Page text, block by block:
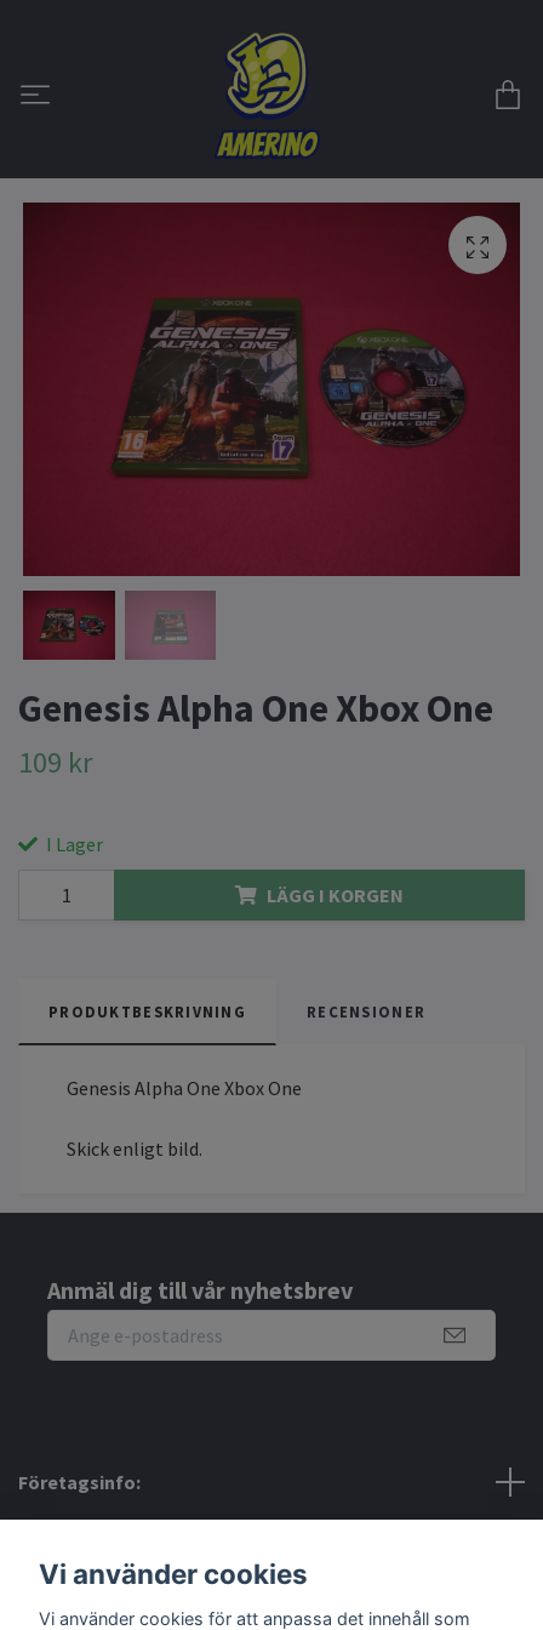
Genesis Alpha One Xbox One
109 kr
I Lager
LÄGG I KORGEN
PRODUKTBESKRIVNING RECENSIONER
Genesis Alpha One Xbox One
Skick enligt bild.
Anmäl dig till vår nyhetsbrev
Företagsinfo:
Sociala medier
Vi använder cookies
Vi använder cookies för att anpassa det innehåll som